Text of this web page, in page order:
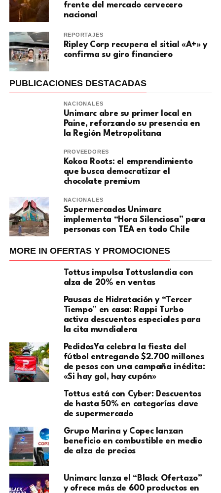
frente del mercado cervecero
nacional
REPORTAJES
Ripley Corp recupera el sitial «A+» y
confirma su giro financiero
PUBLICACIONES DESTACADAS
NACIONALES
Unimarc abre su primer local en
Paine, reforzando su presencia en
la Región Metropolitana
PROVEEDORES
Kokoa Roots: el emprendimiento
que busca democratizar el
chocolate premium
NACIONALES
Supermercados Unimarc
implementa “Hora Silenciosa” para
personas con TEA en todo Chile
MORE IN OFERTAS Y PROMOCIONES
Tottus impulsa Tottuslandia con
alza de 20% en ventas
Pausas de Hidratación y “Tercer
Tiempo” en casa: Rappi Turbo
activa descuentos especiales para
la cita mundialera
PedidosYa celebra la fiesta del
fútbol entregando $2.700 millones
de pesos con una campaña inédita:
«Si hay gol, hay cupón»
Tottus está con Cyber: Descuentos
de hasta 50% en categorías clave
de supermercado
Grupo Marina y Copec lanzan
beneficio en combustible en medio
de alza de precios
Unimarc lanza el “Black Ofertazo”
y ofrece más de 600 productos en